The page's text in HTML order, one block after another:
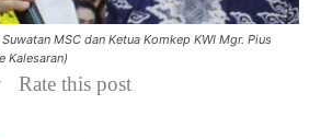
MSC dan Ketua Komkep KWI Mgr. Pius
Kalesaran)
Rate this post